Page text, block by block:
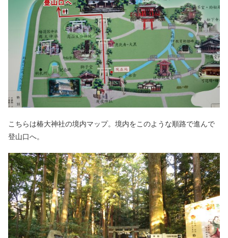
こちらは椿大神社の境内マップ。境内をこのような順路で進んで
登山口へ。